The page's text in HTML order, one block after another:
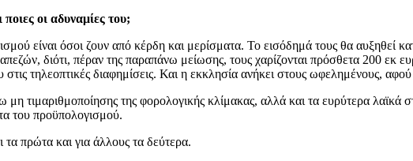
οι αδυναμίες του;
είναι όσοι ζουν από κέρδη και μερίσματα. Το εισόδημά τους θα αυξηθεί
διότι, πέραν της παραπάνω μείωσης, τους χαρίζονται πρόσθετα 200 εκ
τηλεοπτικές διαφημίσεις. Και η εκκλησία ανήκει στους ωφελημένους, αφού
μη τιμαριθμοποίησης της φορολογικής κλίμακας, αλλά και τα ευρύτερα
του προϋπολογισμού.
πρώτα και για άλλους τα δεύτερα.